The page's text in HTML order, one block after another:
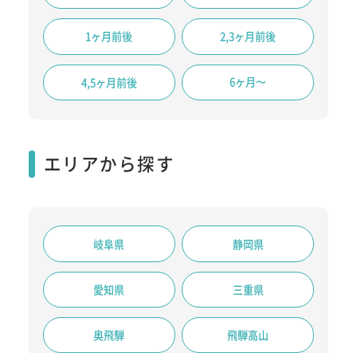
1ヶ月前後 2,3ヶ月前後
4,5ヶ月前後 6ヶ月〜
エリアから探す
岐阜県 静岡県
愛知県 三重県
奥飛騨 飛騨高山